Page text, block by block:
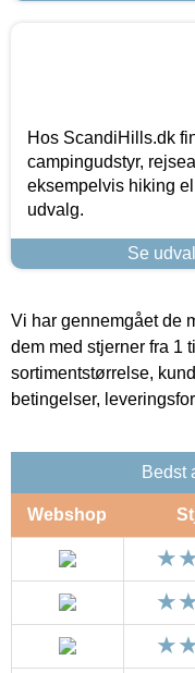
Hos ScandiHills.dk
campingudstyr,
eksempelvis hiking
udvalg.
Se
Vi har gennemgået de
dem med stjerner fra 1
sortimentstørrelse,
betingelser,
Bedst
Webshop